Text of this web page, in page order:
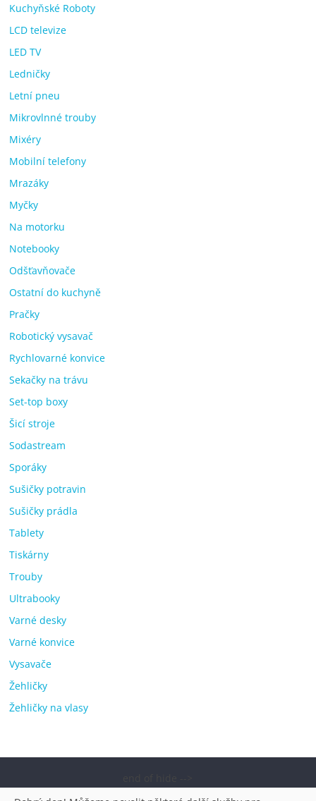
Kuchyňské Roboty
LCD televize
LED TV
Ledničky
Letní pneu
Mikrovlnné trouby
Mixéry
Mobilní telefony
Mrazáky
Myčky
Na motorku
Notebooky
Odšťavňovače
Ostatní do kuchyně
Pračky
Robotický vysavač
Rychlovarné konvice
Sekačky na trávu
Set-top boxy
Šicí stroje
Sodastream
Sporáky
Sušičky potravin
Sušičky prádla
Tablety
Tiskárny
Trouby
Ultrabooky
Varné desky
Varné konvice
Vysavače
Žehličky
Žehličky na vlasy